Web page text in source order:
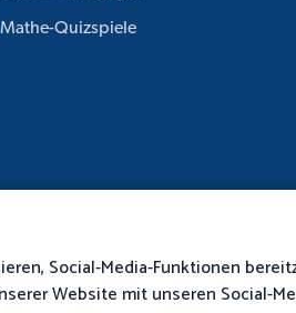
Social-Media-Funktionen
Website mit unseren Social-
Mathe-Quizspiele